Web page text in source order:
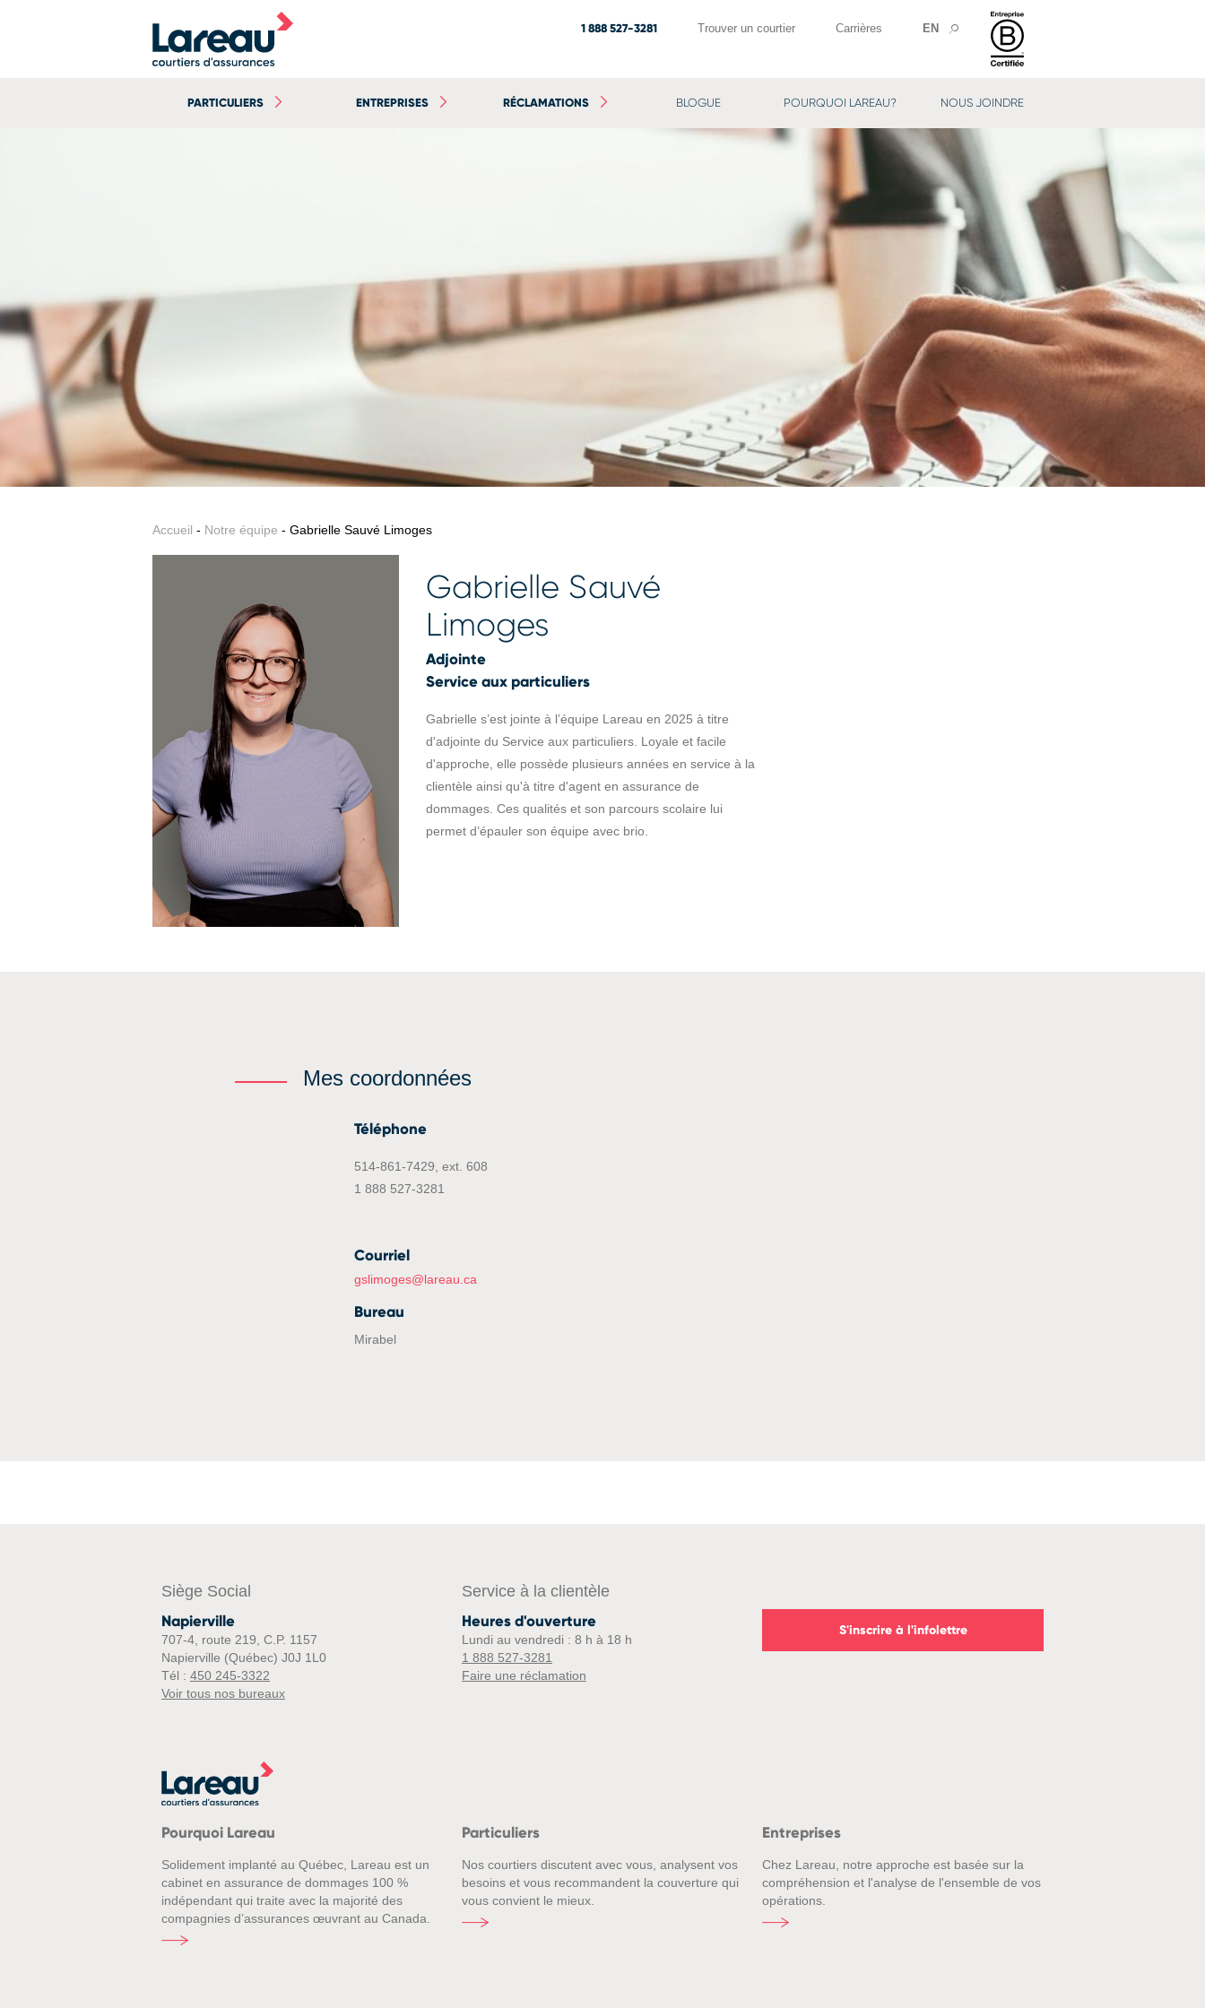
1 888 527-3281 Trouver un courtier Carrières EN
PARTICULIERS ENTREPRISES RÉCLAMATIONS BLOGUE POURQUOI LAREAU? NOUS JOINDRE
Accueil - Notre équipe - Gabrielle Sauvé Limoges
Gabrielle Sauvé
Limoges
Adjointe
Service aux particuliers
Gabrielle s’est jointe à l’équipe Lareau en 2025 à titre
d'adjointe du Service aux particuliers. Loyale et facile
d'approche, elle possède plusieurs années en service à la
clientèle ainsi qu'à titre d'agent en assurance de
dommages. Ces qualités et son parcours scolaire lui
permet d’épauler son équipe avec brio.
Mes coordonnées
Téléphone
514-861-7429, ext. 608
1 888 527-3281
Courriel
gslimoges@lareau.ca
Bureau
Mirabel
Siège Social
Napierville
707-4, route 219, C.P. 1157
Napierville (Québec) J0J 1L0
Tél : 450 245-3322
Voir tous nos bureaux
Service à la clientèle
Heures d'ouverture
Lundi au vendredi : 8 h à 18 h
1 888 527-3281
Faire une réclamation
S'inscrire à l'infolettre
Pourquoi Lareau
Solidement implanté au Québec, Lareau est un
cabinet en assurance de dommages 100 %
indépendant qui traite avec la majorité des
compagnies d’assurances œuvrant au Canada.
Particuliers
Nos courtiers discutent avec vous, analysent vos
besoins et vous recommandent la couverture qui
vous convient le mieux.
Entreprises
Chez Lareau, notre approche est basée sur la
compréhension et l'analyse de l'ensemble de vos
opérations.